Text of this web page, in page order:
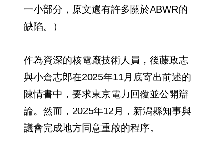
一小部分，原文還有許多關於ABWR的
缺陷。）
作為資深的核電廠技術人員，後藤政志
與小倉志郎在2025年11月底寄出前述的
陳情書中，要求東京電力回覆並公開辯
論。然而，2025年12月，新潟縣知事與
議會完成地方同意重啟的程序。